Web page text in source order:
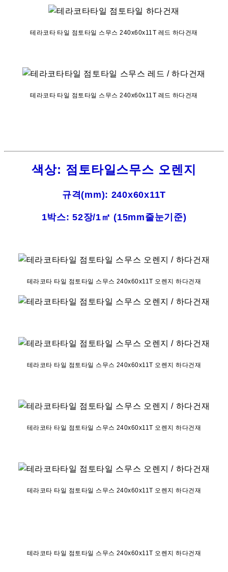
테라코타 타일 점토타일 스무스 240x60x11T 레드 하다건재
테라코타 타일 점토타일 스무스 240x60x11T 레드 하다건재
색상: 점토타일스무스 오렌지
규격(mm): 240x60x11T
1박스: 52장/1㎡ (15mm줄눈기준)
테라코타 타일 점토타일 스무스 240x60x11T 오렌지 하다건재
테라코타 타일 점토타일 스무스 240x60x11T 오렌지 하다건재
테라코타 타일 점토타일 스무스 240x60x11T 오렌지 하다건재
테라코타 타일 점토타일 스무스 240x60x11T 오렌지 하다건재
테라코타 타일 점토타일 스무스 240x60x11T 오렌지 하다건재